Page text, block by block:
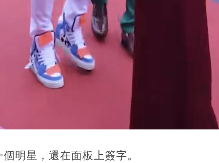
明星，還在面板上簽字。